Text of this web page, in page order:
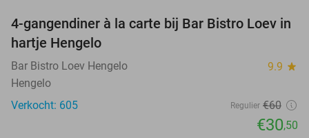
49%
4-gangendiner à la carte bij Bar Bistro Loev in
hartje Hengelo
Bar Bistro Loev Hengelo 9.9 star
Hengelo
Verkocht: 605
Regulier €60
€30,50